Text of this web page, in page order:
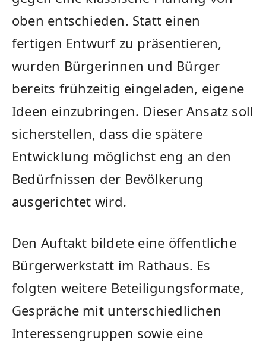
oben entschieden. Statt einen
fertigen Entwurf zu präsentieren,
wurden Bürgerinnen und Bürger
bereits frühzeitig eingeladen, eigene
Ideen einzubringen. Dieser Ansatz soll
sicherstellen, dass die spätere
Entwicklung möglichst eng an den
Bedürfnissen der Bevölkerung
ausgerichtet wird.
Den Auftakt bildete eine öffentliche
Bürgerwerkstatt im Rathaus. Es
folgten weitere Beteiligungsformate,
Gespräche mit unterschiedlichen
Interessengruppen sowie eine